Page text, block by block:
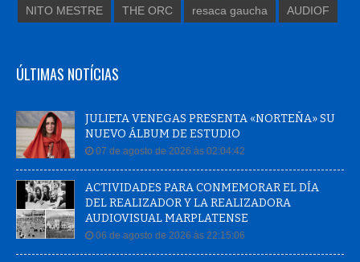
NITO MESTRE THE ORC resaca gaucha AUDIOF
ÚLTIMAS NOTÍCIAS
JULIETA VENEGAS PRESENTA «NORTEÑA» SU
NUEVO ÁLBUM DE ESTUDIO
07 de agosto de 2026 às 02:04:42
ACTIVIDADES PARA CONMEMORAR EL DÍA
DEL REALIZADOR Y LA REALIZADORA
AUDIOVISUAL MARPLATENSE
06 de agosto de 2026 às 22:15:06